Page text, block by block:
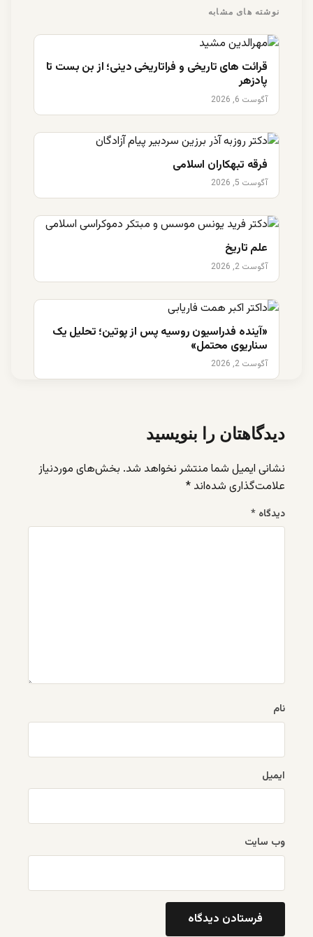
نوشته های مشابه
قرائت های تاریخی و فراتاریخی دینی؛ از بن بست تا
پادزهر
آگوست 6, 2026
فرقه تبهکاران اسلامی
آگوست 5, 2026
علم تاریخ
آگوست 2, 2026
«آینده فدراسیون روسیه پس از پوتین؛ تحلیل یک
سناریوی محتمل»
آگوست 2, 2026
دیدگاهتان را بنویسید
نشانی ایمیل شما منتشر نخواهد شد. بخش‌های موردنیاز
علامت‌گذاری شده‌اند *
دیدگاه *
نام
ایمیل
وب‌ سایت